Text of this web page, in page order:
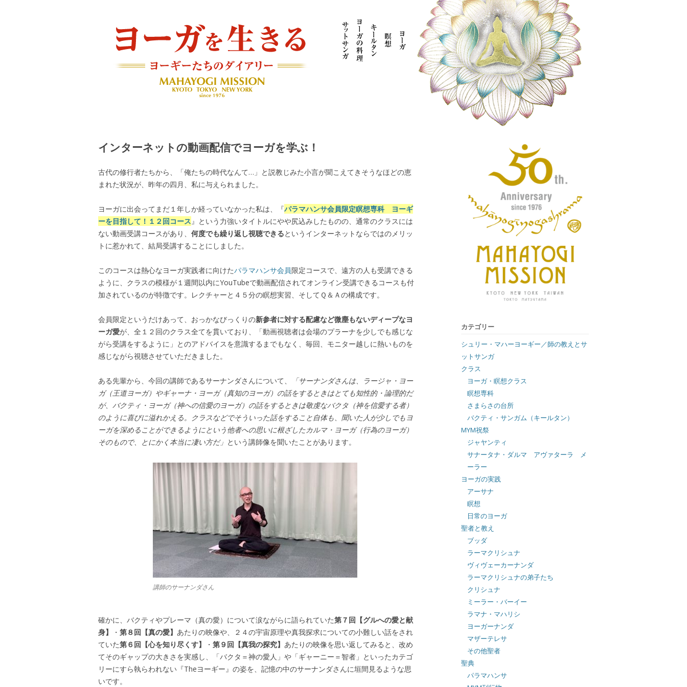
インターネットの動画配信でヨーガを学ぶ！
古代の修行者たちから、「俺たちの時代なんて…」と説教じみた小言が聞こえてきそうなほどの恵
まれた状況が、昨年の四月、私に与えられました。
ヨーガに出会ってまだ１年しか経っていなかった私は、『パラマハンサ会員限定瞑想専科 ヨーギ
ーを目指して！１２回コース』という力強いタイトルにやや尻込みしたものの、通常のクラスには
ない動画受講コースがあり、 何度でも繰り返し視聴できるというインターネットならではのメリッ
トに惹かれて、結局受講することにしました。
このコースは熱心なヨーガ実践者に向けたパラマハンサ会員限定コースで、遠方の人も受講できる
ように、クラスの模様が１週間以内にYouTubeで動画配信されてオンライン受講できるコースも付
加されているのが特徴です。レクチャーと４５分の瞑想実習、そしてＱ＆Ａの構成です。
会員限定というだけあって、おっかなびっくりの新参者に対する配慮など微塵もないディープなヨ
ーガ愛が、全１２回のクラス全てを貫いており、「動画視聴者は会場のプラーナを少しでも感じな
がら受講をするように」とのアドバイスを意識するまでもなく、毎回、モニター越しに熱いものを
感じながら視聴させていただきました。
ある先輩から、今回の講師であるサーナンダさんについて、
「サーナンダさんは、ラージャ・ヨー
ガ（王道ヨーガ）やギャーナ・ヨーガ（真知のヨーガ）の話をするときはとても知性的・論理的だ
が、バクティ・ヨーガ（神への信愛のヨーガ）の話をするときは敬虔なバクタ（神を信愛する者）
のように喜びに溢れかえる。クラスなどでそういった話をすること自体も、聞いた人が少しでもヨ
ーガを深めることができるようにという他者への思いに根ざしたカルマ・ヨーガ（行為のヨーガ）
そのもので、とにかく本当に凄い方だ」 という講師像を聞いたことがあります。
講師のサーナンダさん
確かに、バクティやプレーマ（真の愛）について涙ながらに語られていた第７回【グルへの愛と献
身】
・ 第８回【真の愛】 あたりの映像や、２４の宇宙原理や真我探求についての小難しい話をされ
ていた第６回【心を知り尽くす】 ・ 第９回【真我の探究】 あたりの映像を思い返してみると、改め
てそのギャップの大きさを実感し、「バクタ＝神の愛人」や「ギャーニー＝智者」といったカテゴ
リーにすら執らわれない『Theヨーギー』の姿を、記憶の中のサーナンダさんに垣間見るような思
いです。
カテゴリー
シュリー・マハーヨーギー／師の教えとサ
ットサンガ
クラス
ヨーガ・瞑想クラス
瞑想専科
さまらさの台所
バクティ・サンガム（キールタン）
MYM祝祭
ジャヤンティ
サナータナ・ダルマ アヴァターラ メ
ーラー
ヨーガの実践
アーサナ
瞑想
日常のヨーガ
聖者と教え
ブッダ
ラーマクリシュナ
ヴィヴェーカーナンダ
ラーマクリシュナの弟子たち
クリシュナ
ミーラー・バーイー
ラマナ・マハリシ
ヨーガーナンダ
マザーテレサ
その他聖者
聖典
パラマハンサ